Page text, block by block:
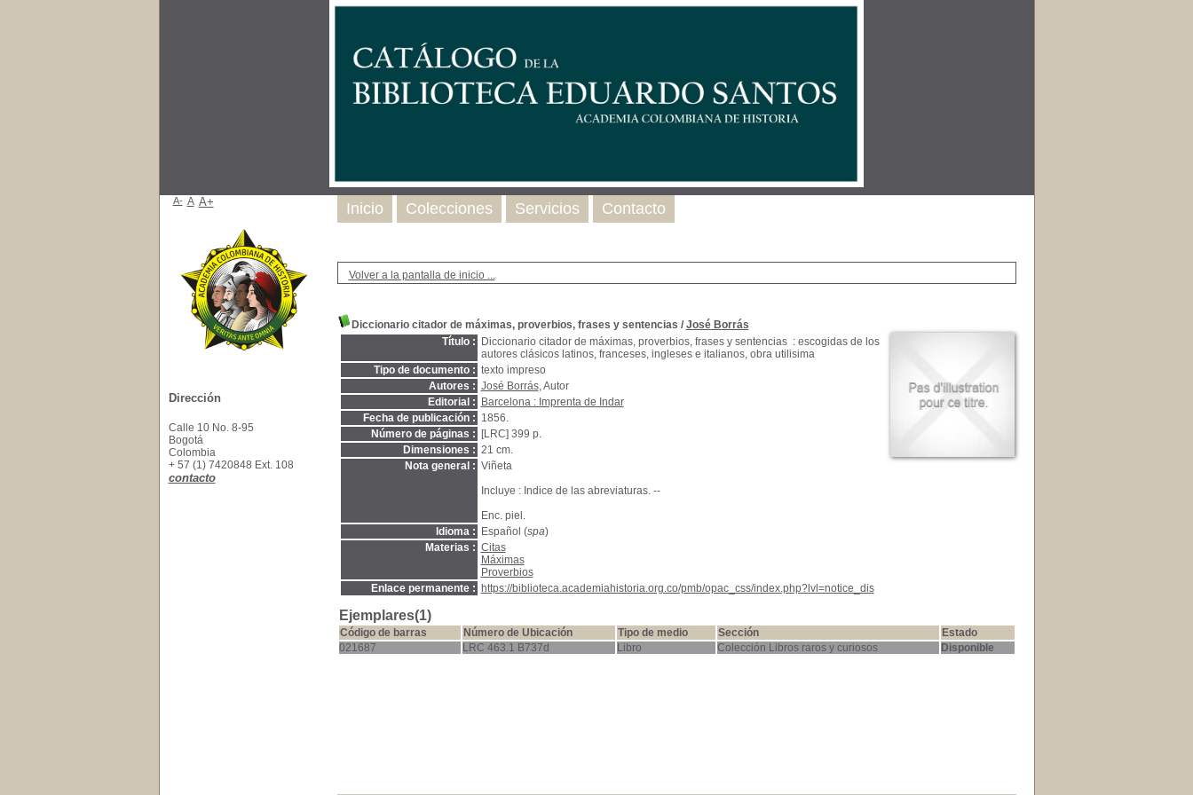
Volver a la pantalla de inicio ...
Diccionario citador de máximas, proverbios, frases y sentencias / José Borrás
Título :
Diccionario citador de máximas, proverbios, frases y sentencias : escogidas de los
autores clásicos latinos, franceses, ingleses e italianos, obra utilisima
Tipo de documento : texto impreso
Autores : José Borrás, Autor
Editorial :
Barcelona : Imprenta de Indar
Fecha de publicación : 1856.
Número de páginas :
[LRC] 399 p.
Dimensiones : 21 cm.
Nota general : Viñeta
Incluye : Indice de las abreviaturas. --
Enc. piel.
Idioma :
Español (spa)
Materias : Citas
Máximas
Proverbios
Enlace permanente :
https://biblioteca.academiahistoria.org.co/pmb/opac_css/index.php?lvl=notice_dis
Ejemplares(1)
Código de barras Número de Ubicación Tipo de medio Sección
Estado
021687
LRC 463.1 B737d Libro Colección Libros raros y curiosos Disponible
Inicio Colecciones Servicios Contacto
A- A A+
Dirección
Calle 10 No. 8-95
Bogotá
Colombia
+ 57 (1) 7420848 Ext. 108
contacto